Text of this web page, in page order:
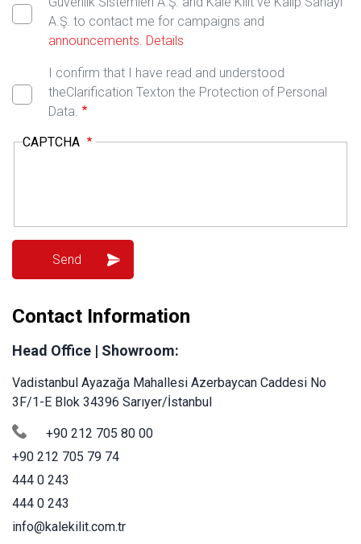
A.Ş. to contact me for campaigns and
announcements. Details
I confirm that I have read and understood
theClarification Texton the Protection of Personal
Data.
CAPTCHA
Contact Information
Head Office | Showroom:
Vadistanbul Ayazağa Mahallesi Azerbaycan Caddesi No
3F/1-E Blok 34396 Sarıyer/İstanbul
+90 212 705 80 00
+90 212 705 79 74
444 0 243
444 0 243
info@kalekilit.com.tr